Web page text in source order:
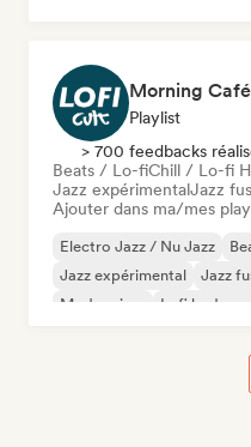
Morning
Playlist
> 700 feedbacks
Beats / Lo-fiChill / Lo-fi
Jazz expérimentalJazz
Ajouter dans ma/mes
Electro Jazz / Nu Jazz
Jazz expérimental
Jazz
Modern jazz
Lofi bedroom